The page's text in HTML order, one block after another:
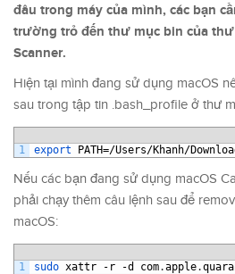
đâu trong máy của mình, các bạn
trường trỏ đến thư mục bin của thư
Scanner.
Hiện tại mình đang sử dụng macOS
sau trong tập tin .bash_profile ở thư
1
export PATH=/Users/Khanh/
Nếu các bạn đang sử dụng macOS
phải chạy thêm câu lệnh sau để
macOS:
1
sudo xattr - r -d com.apple.